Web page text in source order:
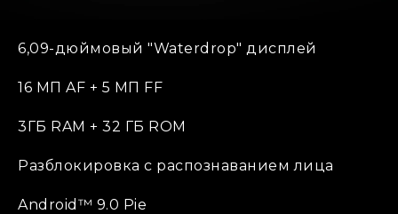
6,09-дюймовый "Waterdrop" дисплей
16 МП AF + 5 МП FF
3ГБ RAM + 32 ГБ ROM
Разблокировка с распознаванием лица
Android™ 9.0 Pie